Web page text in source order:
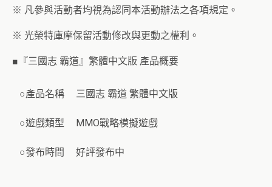
※ 凡參與活動者均視為認同本活動辦法之各項規定。
※ 光榮特庫摩保留活動修改與更動之權利。
■『三國志 霸道』繁體中文版 產品概要
○產品名稱 三國志 霸道 繁體中文版
○遊戲類型 MMO戰略模擬遊戲
○發布時間 好評發布中